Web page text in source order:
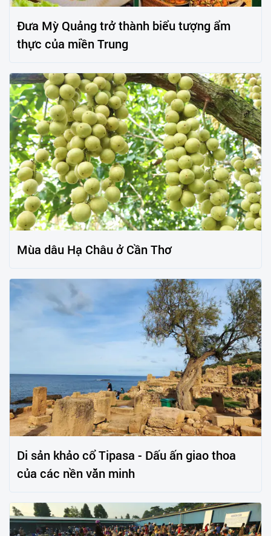
Đưa Mỳ Quảng trở thành biểu tượng ẩm
thực của miền Trung
Mùa dâu Hạ Châu ở Cần Thơ
Di sản khảo cổ Tipasa - Dấu ấn giao thoa
của các nền văn minh